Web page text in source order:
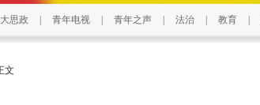
大思政 青年电视 青年之声 法治 教育
文